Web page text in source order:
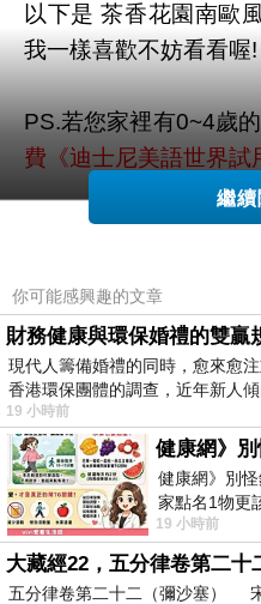
以下是 茶香花園南歐
我一樣喜歡不妨看看喔!
PS.若您家裡有0~4歲
費《迪士尼美語世界試
↓↓↓限量特優價格按鈕
快速
繼續
你可能感興趣的文章
財務健康與環保婚禮的雙贏
現代人籌備婚禮的同時，愈來愈
香港環保團體的調查，近年新人
19 小時前
健康網》別
家點名1物更
https://
19 小時前
大藏經22，五分律卷第二十
五分律卷第二十二（彌沙塞）